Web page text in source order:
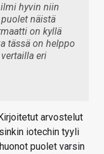
hyvin niin
näistä
on kyllä
tässä on helppo
eri
arvostelut
iotechin tyyli
puolet varsin